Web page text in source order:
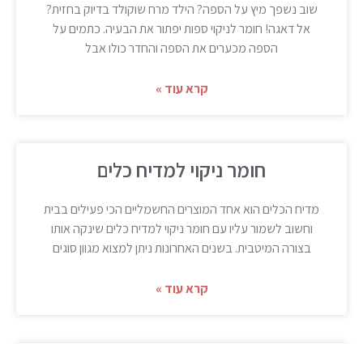
שוב נשפך מיץ על הספה? הילד מרח שוקולד בדיוק בחזית?
אל דאגה! חומר לניקוי ספות יפתור את הבעיה. כתמים על
הספה מכערים את הספה והחדר כולו אבל
קרא עוד »
חומר ניקוי למדיח כלים
מדיח הכלים הוא אחד המוצרים החשמליים הכי פעילים בבית
וחשוב לשמור עליו עם חומר ניקוי למדיח כלים שינקה אותו
בצורה המיטבית. בשנים האחרונות ניתן למצוא מגוון סוגים
קרא עוד »